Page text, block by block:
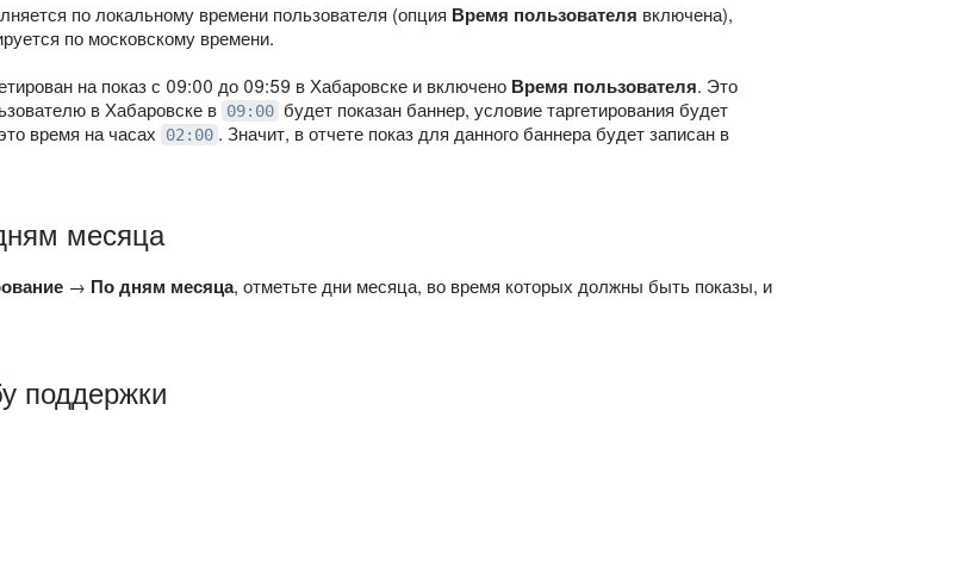
по локальному времени пользователя (опция Время пользователя включена),
по московскому времени.
на показ с 09:00 до 09:59 в Хабаровске и включено Время пользователя. Это
в Хабаровске в 09:00 будет показан баннер, условие таргетирования будет
время на часах
02:00 . Значит, в отчете показ для данного баннера будет записан в
месяца
→ По дням месяца, отметьте дни месяца, во время которых должны быть показы, и
поддержки